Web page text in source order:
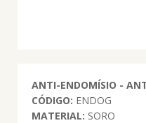
ANTI-ENDOMÍSIO -
CÓDIGO: ENDOG
MATERIAL: SORO